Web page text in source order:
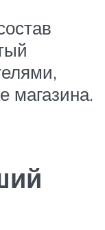
магазина.